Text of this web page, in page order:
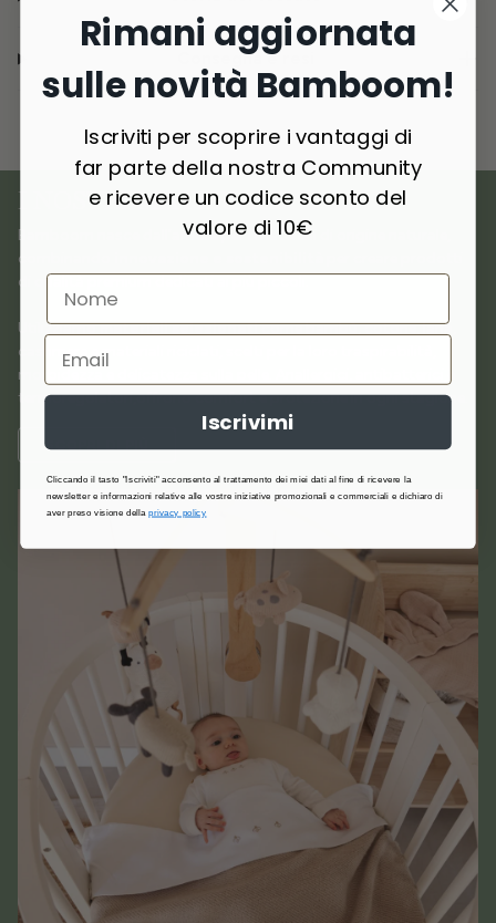
Consegna e resi
I NOSTRI MATERIALI
Bamboom nasce dall’amore per i materiali di origine naturale,
combinando
di qualità premium dedicati ai più piccoli.
Utilizziamomateriali selezionaticome bambù, cotone, lana,
cashmere e materiali riciclati, scelti per la loro traspirabilità,
morbidezza e delicatezza sulla pelle. Anallergici, antibatterici e
termoregolatori,offrono comfort e protezione in ogni stagione.
SCOPRI DI PIÙ
Rimani aggiornata
sulle novità Bamboom!
Iscriviti per scoprire i vantaggi di
far parte della nostra Community
e ricevere un codice sconto del
valore di 10€
Iscrivimi
Cliccando il tasto "Iscriviti" acconsento al trattamento dei miei dati al fine di ricevere la
newsletter e informazioni relative alle vostre iniziative promozionali e commerciali e dichiaro di
aver preso visione dellaprivacy policy